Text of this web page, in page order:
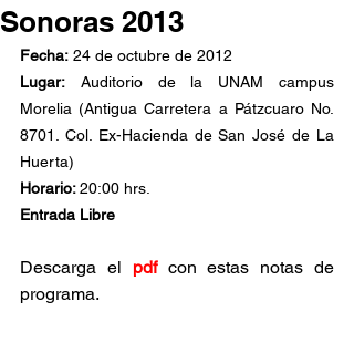
Sonoras 2013
Fecha: 24 de octubre de 2012
Lugar: Auditorio de la UNAM campus
Morelia (Antigua Carretera a Pátzcuaro No.
8701. Col. Ex-Hacienda de San José de La
Huerta)
Horario: 20:00 hrs.
Entrada Libre
Descarga el pdf con estas notas de
programa.